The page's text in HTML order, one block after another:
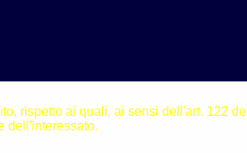
rispetto ai quali, ai sensi dell'art. 122 del
dell'interessato.